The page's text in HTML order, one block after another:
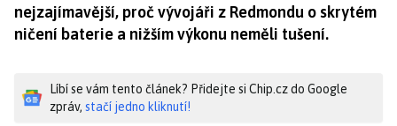
nejzajímavější, proč vývojáři z Redmondu o skrytém
ničení baterie a nižším výkonu neměli tušení.
Líbí se vám tento článek? Přidejte si Chip.cz do Google
zpráv, stačí jedno kliknutí!